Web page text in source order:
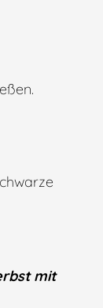
mit